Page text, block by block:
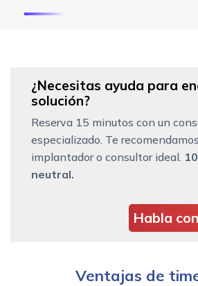
¿Necesitas ayuda para
solución?
Reserva 15 minutos con un
especializado. Te
implantador o consultor ideal.
neutral.
Habla
Ventajas de